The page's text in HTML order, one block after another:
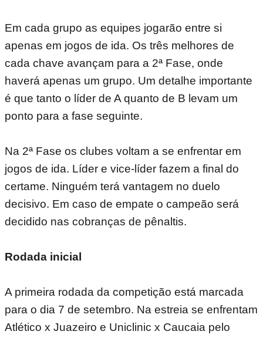
Em cada grupo as equipes jogarão entre si
apenas em jogos de ida. Os três melhores de
cada chave avançam para a 2ª Fase, onde
haverá apenas um grupo. Um detalhe importante
é que tanto o líder de A quanto de B levam um
ponto para a fase seguinte.
Na 2ª Fase os clubes voltam a se enfrentar em
jogos de ida. Líder e vice-líder fazem a final do
certame. Ninguém terá vantagem no duelo
decisivo. Em caso de empate o campeão será
decidido nas cobranças de pênaltis.
Rodada inicial
A primeira rodada da competição está marcada
para o dia 7 de setembro. Na estreia se enfrentam
Atlético x Juazeiro e Uniclinic x Caucaia pelo